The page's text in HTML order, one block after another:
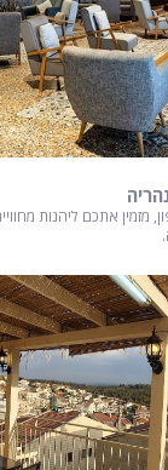
מזמין אתכם ליהנות